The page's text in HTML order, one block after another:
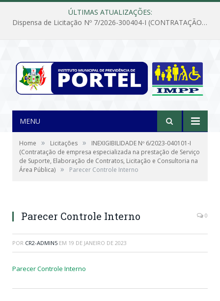
ÚLTIMAS ATUALIZAÇÕES:
Dispensa de Licitação Nº 7/2026-300404-I (CONTRATAÇÃO DE EMPRESA PARA MANUTENÇÃO E REPARAÇÃO DE APARELHOS DE AR CONDICIONADO, EM ATENDIMENTO ÀS NECESSIDADES DO INSTITUTO DE PREVIDÊNCIA MUNICIPAL DE PORTEL/PA)
MENU
Home » Licitações »
INEXIGIBILIDADE Nº 6/2023-040101-I
(Contratação de empresa especializada na prestação de Serviço
de Suporte, Elaboração de Contratos, Licitação e Consultoria na
Área Pública) » Parecer Controle Interno
Parecer Controle Interno 0
POR CR2-ADMIN5 EM 19 DE JANEIRO DE 2023
Parecer Controle Interno